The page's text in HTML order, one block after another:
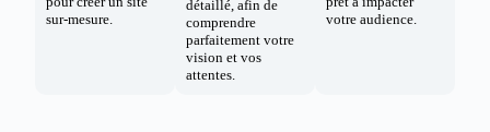
sur-mesure.
détaillé, afin de
comprendre
parfaitement votre
vision et vos
attentes.
votre audience.